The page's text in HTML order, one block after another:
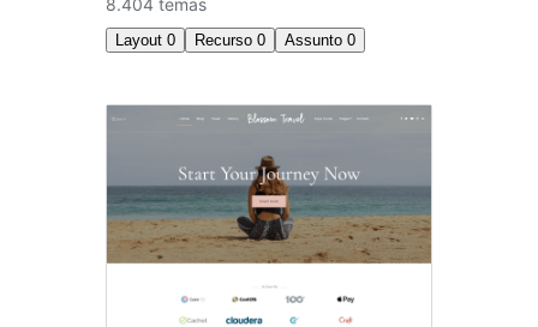
8.404 temas
Layout 0 Recurso 0 Assunto 0
Todos
temas